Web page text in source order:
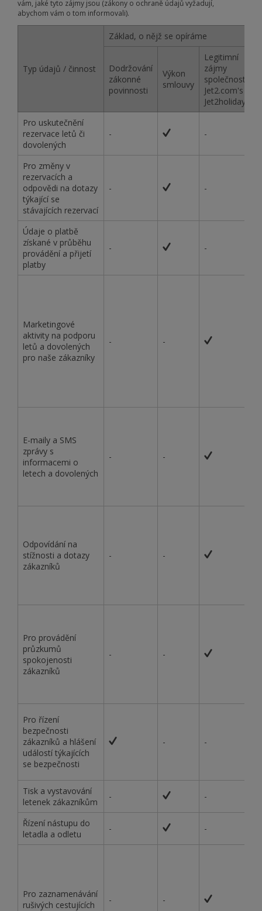
vám, jaké tyto zájmy jsou (zákony o ochraně údajů vyžadují,
abychom vám o tom informovali).
Typ údajů / činnost
Základ, o nějž se opíráme
Dodržování
zákonné
povinnosti
Výkon
smlouvy
Legitimní
zájmy
společnosti
Jet2.com's /
Jet2holidays
Pro uskutečnění
rezervace letů či
dovolených
- -
Pro změny v
rezervacích a
odpovědi na dotazy
týkající se
stávajících rezervací
- -
Údaje o platbě
získané v průběhu
provádění a přijetí
platby
- -
Marketingové
aktivity na podporu
letů a dovolených
pro naše zákazníky
- -
E-maily a SMS
zprávy s
informacemi o
letech a dovolených
- -
Odpovídání na
stížnosti a dotazy
zákazníků
- -
Pro provádění
průzkumů
spokojenosti
zákazníků
- -
Pro řízení
bezpečnosti
zákazníků a hlášení
událostí týkajících
se bezpečnosti
- -
Tisk a vystavování
letenek zákazníkům
- -
Řízení nástupu do
letadla a odletu
- -
Pro zaznamenávání
rušivých cestujících
- -